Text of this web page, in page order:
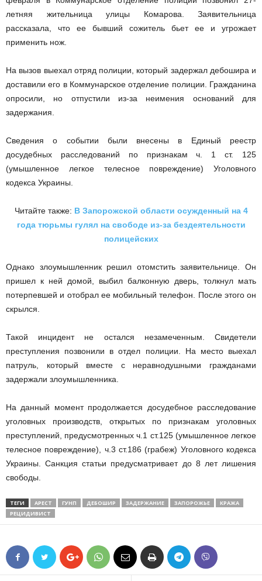
летняя жительница улицы Комарова. Заявительница
рассказала, что ее бывший сожитель бьет ее и угрожает
применить нож.
На вызов выехал отряд полиции, который задержал дебошира и
доставили его в Коммунарское отделение полиции. Гражданина
опросили, но отпустили из-за неимения оснований для
задержания.
Сведения о событии были внесены в Единый реестр
досудебных расследований по признакам ч. 1 ст. 125
(умышленное легкое телесное повреждение) Уголовного
кодекса Украины.
Читайте также: В Запорожской области осужденный на 4
года тюрьмы гулял на свободе из-за бездеятельности
полицейских
Однако злоумышленник решил отомстить заявительнице. Он
пришел к ней домой, выбил балконную дверь, толкнул мать
потерпевшей и отобрал ее мобильный телефон. После этого он
скрылся.
Такой инцидент не остался незамеченным. Свидетели
преступления позвонили в отдел полиции. На место выехал
патруль, который вместе с неравнодушными гражданами
задержали злоумышленника.
На данный момент продолжается досудебное расследование
уголовных производств, открытых по признакам уголовных
преступлений, предусмотренных ч.1 ст.125 (умышленное легкое
телесное повреждение), ч.3 ст.186 (грабеж) Уголовного кодекса
Украины. Санкция статьи предусматривает до 8 лет лишения
свободы.
ТЕГИ АРЕСТ ГУНП ДЕБОШИР ЗАДЕРЖАНИЕ ЗАПОРОЖЬЕ
КРАЖА
РЕЦИДИВИСТ